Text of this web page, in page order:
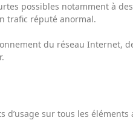
possibles notamment à
trafic réputé anormal.
du réseau Internet,
sur tous les éléments